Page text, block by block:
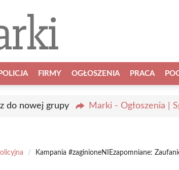
POLICJA FIRMY OGŁOSZENIA PRACA
do nowej grupy Marki - Ogłoszenia |
/ Kampania #zaginioneNIEzapomniane: